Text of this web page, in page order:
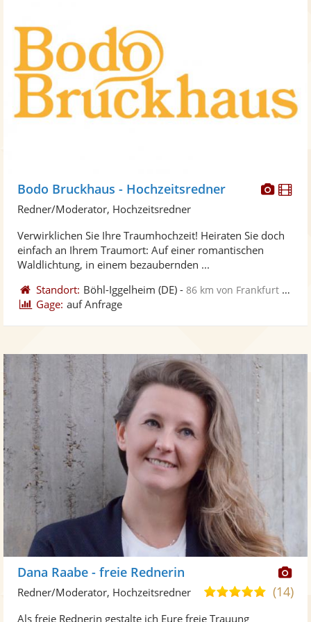
Fotos
Bodo Bruckhaus - Hochzeitsredner
Redner/Moderator, Hochzeitsredner
Verwirklichen Sie Ihre Traumhochzeit! Heiraten Sie doch
einfach an Ihrem Traumort: Auf einer romantischen
Waldlichtung, in einem bezaubernden ...
Standort: Böhl-Iggelheim (DE) -86 km von Frankfurt am Main
Gage: auf Anfrage
Dana Raabe - freie Rednerin
4,9(14)
Redner/Moderator, Hochzeitsredner
Als freie Rednerin gestalte ich Eure freie Trauung